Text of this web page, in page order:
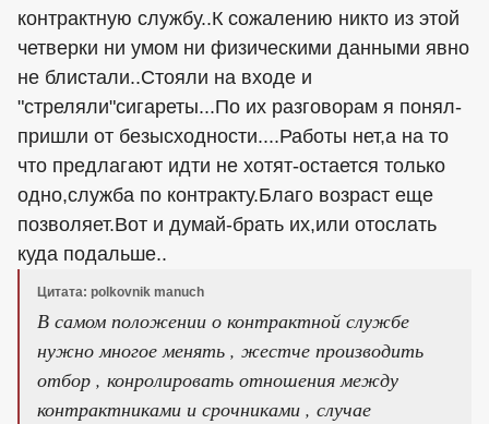
контрактную службу..К сожалению никто из этой
четверки ни умом ни физическими данными явно
не блистали..Стояли на входе и
"стреляли"сигареты...По их разговорам я понял-
пришли от безысходности....Работы нет,а на то
что предлагают идти не хотят-остается только
одно,служба по контракту.Благо возраст еще
позволяет.Вот и думай-брать их,или отослать
куда подальше..
Цитата: polkovnik manuch
В самом положении о контрактной службе
нужно многое менять , жестче производить
отбор , конролировать отношения между
контрактниками и срочниками , случае